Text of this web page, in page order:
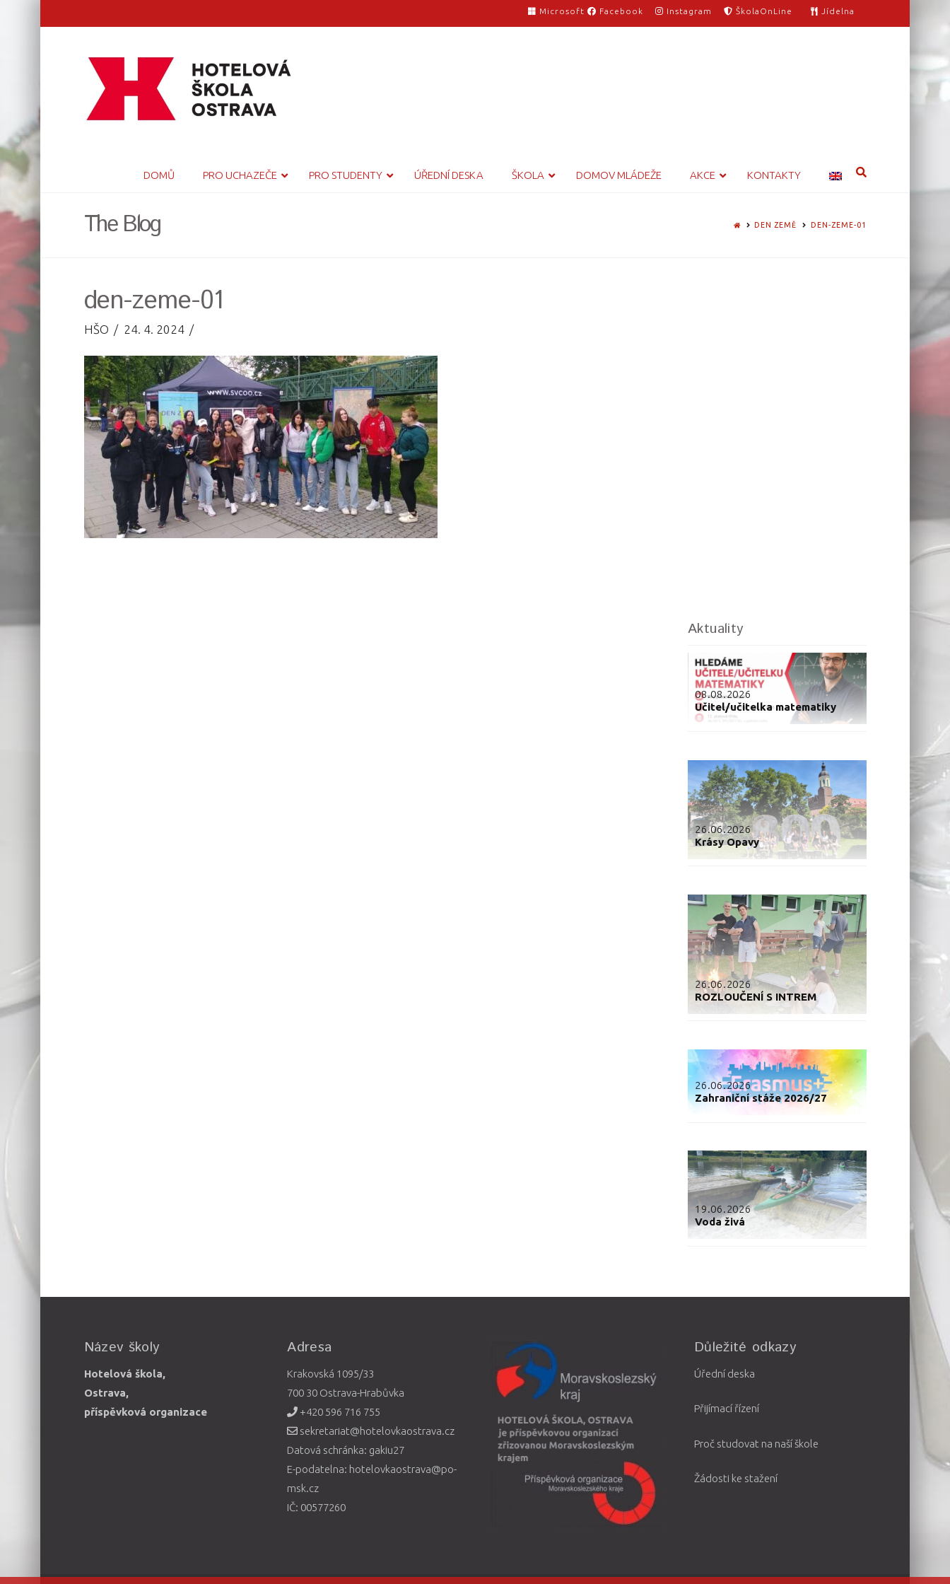
Microsoft Facebook Instagram ŠkolaOnLine Jídelna
DOMŮ PRO UCHAZEČE PRO STUDENTY ÚŘEDNÍ DESKA ŠKOLA DOMOV MLÁDEŽE AKCE KONTAKTY
The Blog HOMEDEN ZEMĚ DEN-ZEME-01
den-zeme-01
HŠO 24. 4. 2024
Aktuality
08.08.2026
Učitel/učitelka matematiky
26.06.2026
Krásy Opavy
26.06.2026
ROZLOUČENÍ S INTREM
26.06.2026
Zahraniční stáže 2026/27
19.06.2026
Voda živá
Název školy
Hotelová škola,
Ostrava,
příspěvková organizace
Adresa
Krakovská 1095/33
700 30 Ostrava-Hrabůvka
+420 596 716 755
sekretariat@hotelovkaostrava.cz
Datová schránka: gakiu27
E-podatelna: hotelovkaostrava@po-
msk.cz
IČ: 00577260
Důležité odkazy
Úřední deska
Přijímací řízení
Proč studovat na naší škole
Žádosti ke stažení